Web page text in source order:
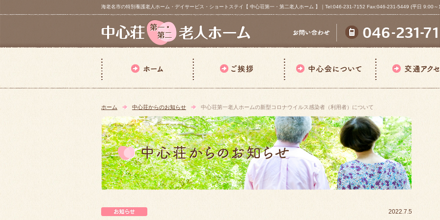
海老名市の特別養護老人ホーム・デイサービス・ショートステイ【 中心荘第一・第二老人ホーム 】｜Tel:046-231-7152 Fax:046-231-5449 (平日 9:00
ホーム 中心荘からのお知らせ 中心荘第一老人ホームの新型コロナウイルス感染者（利用者）について
2022.7.5